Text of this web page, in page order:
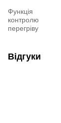
Функція
контролю
перегріву
Відгуки